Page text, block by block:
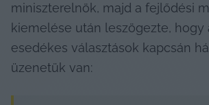
miniszterelnök, majd a fejlődési
kiemelése után leszögezte, hogy
esedékes választások kapcsán
üzenetük van: